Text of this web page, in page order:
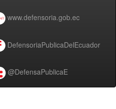
www.defensoria.gob.ec
DefensoriaPublicaDelEcuador
@DefensaPublicaE